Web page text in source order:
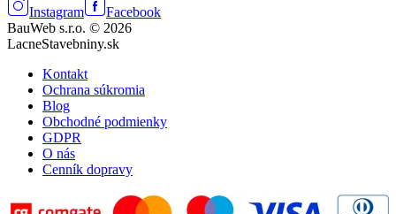
Instagram
Facebook
BauWeb s.r.o. © 2026
LacneStavebniny.sk
Kontakt
Ochrana súkromia
Blog
Obchodné podmienky
GDPR
O nás
Cenník dopravy